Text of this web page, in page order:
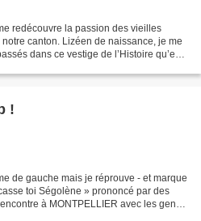
redécouvre la passion des vieilles
canton. Lizéen de naissance, je me
dans ce vestige de l’Histoire qu’est
!
de gauche mais je réprouve - et marque
toi Ségolène » prononcé par des
à MONTPELLIER avec les gens